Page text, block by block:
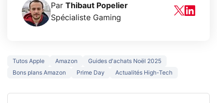
Par Thibaut Popelier
Spécialiste Gaming
Tutos Apple Amazon
Guides d'achats Noël 2025
Bons plans Amazon
Prime Day Actualités High-Tech